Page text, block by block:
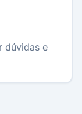
dúvidas e